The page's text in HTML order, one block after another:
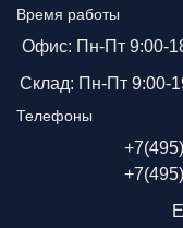
Время работы
Офис: Пн-Пт 9:00-
Склад: Пн-Пт 9:00-
Телефоны